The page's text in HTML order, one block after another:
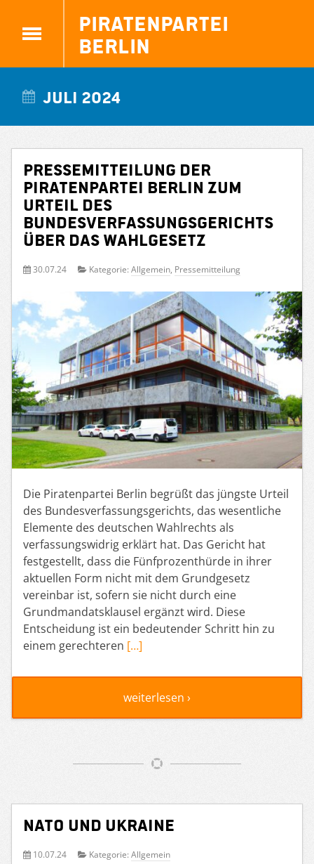
Piratenpartei
Berlin
Juli 2024
Pressemitteilung der
Piratenpartei Berlin zum
Urteil des
Bundesverfassungsgerichts
über das Wahlgesetz
30.07.24 Kategorie: Allgemein, Pressemitteilung
Die Piratenpartei Berlin begrüßt das jüngste Urteil
des Bundesverfassungsgerichts, das wesentliche
Elemente des deutschen Wahlrechts als
verfassungswidrig erklärt hat. Das Gericht hat
festgestellt, dass die Fünfprozenthürde in ihrer
aktuellen Form nicht mit dem Grundgesetz
vereinbar ist, sofern sie nicht durch eine
Grundmandatsklausel ergänzt wird. Diese
Entscheidung ist ein bedeutender Schritt hin zu
einem gerechteren […]
weiterlesen ›
NATO und Ukraine
10.07.24 Kategorie: Allgemein